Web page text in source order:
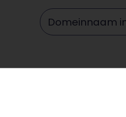
Domeinnaam invoeren